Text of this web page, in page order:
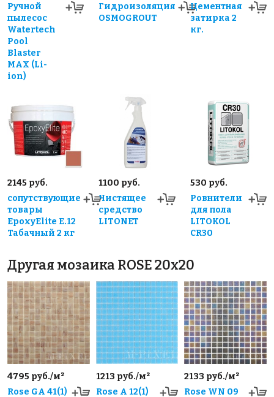
Ручной
пылесос
Watertech
Pool
Blaster
MAX (Li-
ion)
Гидроизоляция
OSMOGROUT
Цементная
затирка 2
кг.
2145 руб.
сопутствующие
товары
EpoxyElite E.12
Табачный 2 кг
1100 руб.
Чистящее
средство
LITONET
530 руб.
Ровнители
для пола
LITOKOL
CR30
Другая мозаика ROSE 20x20
4795 руб./м²
Rose GA 41(1)
1213 руб./м²
Rose A 12(1)
2133 руб./м²
Rose WN 09